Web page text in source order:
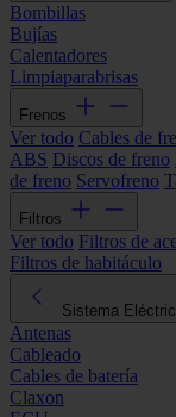
Bombillas
Bujías
Calentadores
Limpiaparabrisas
Frenos
Ver todo Cables de
ABS Discos de freno
de freno Servofreno
Filtros
Ver todo Filtros de
Filtros de habitáculo
Sistema
Antenas
Cableado
Cables de batería
Claxon